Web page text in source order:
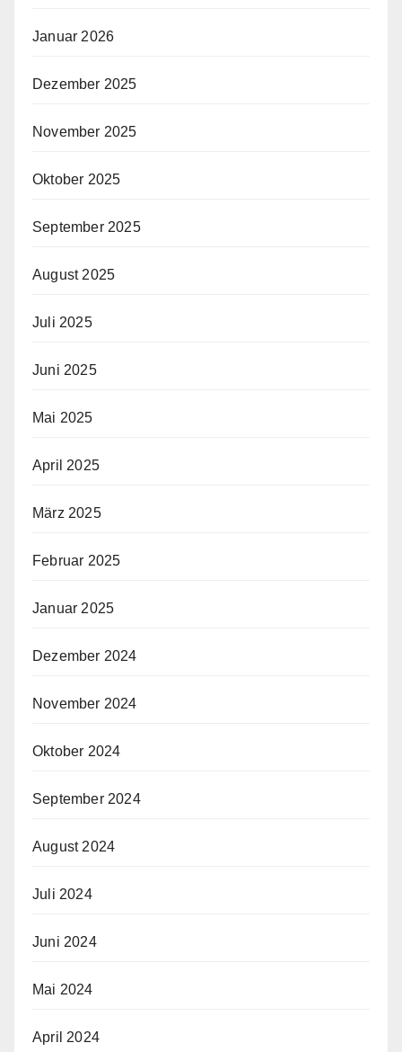
Januar 2026
Dezember 2025
November 2025
Oktober 2025
September 2025
August 2025
Juli 2025
Juni 2025
Mai 2025
April 2025
März 2025
Februar 2025
Januar 2025
Dezember 2024
November 2024
Oktober 2024
September 2024
August 2024
Juli 2024
Juni 2024
Mai 2024
April 2024